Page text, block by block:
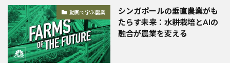
動画で学ぶ農業
シンガポールの垂直農業がも
たらす未来：水耕栽培とAIの
融合が農業を変える